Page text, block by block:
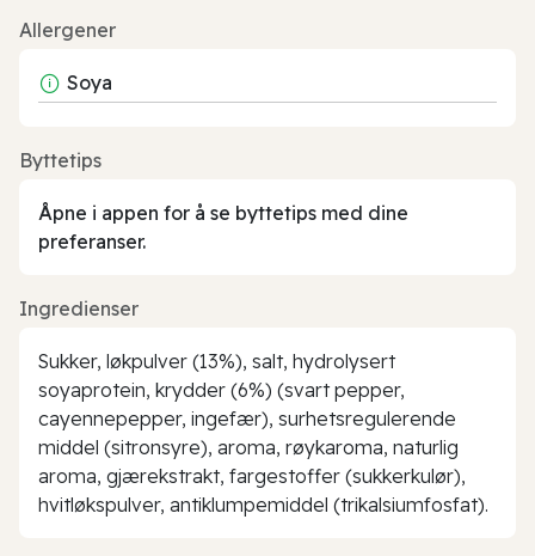
Allergener
Soya
Byttetips
Åpne i appen for å se byttetips med dine
preferanser.
Ingredienser
Sukker, løkpulver (13%), salt, hydrolysert
soyaprotein, krydder (6%) (svart pepper,
cayennepepper, ingefær), surhetsregulerende
middel (sitronsyre), aroma, røykaroma, naturlig
aroma, gjærekstrakt, fargestoffer (sukkerkulør),
hvitløkspulver, antiklumpemiddel (trikalsiumfosfat).